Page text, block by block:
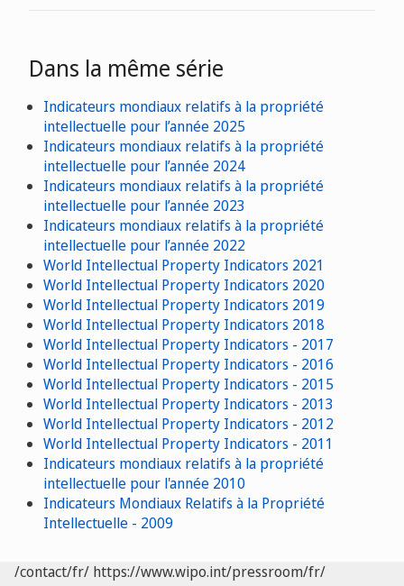
Dans la même série
Indicateurs mondiaux relatifs à la propriété
intellectuelle pour l’année 2025
Indicateurs mondiaux relatifs à la propriété
intellectuelle pour l’année 2024
Indicateurs mondiaux relatifs à la propriété
intellectuelle pour l’année 2023
Indicateurs mondiaux relatifs à la propriété
intellectuelle pour l’année 2022
World Intellectual Property Indicators 2021
World Intellectual Property Indicators 2020
World Intellectual Property Indicators 2019
World Intellectual Property Indicators 2018
World Intellectual Property Indicators - 2017
World Intellectual Property Indicators - 2016
World Intellectual Property Indicators - 2015
World Intellectual Property Indicators - 2013
World Intellectual Property Indicators - 2012
World Intellectual Property Indicators - 2011
Indicateurs mondiaux relatifs à la propriété
intellectuelle pour l'année 2010
Indicateurs Mondiaux Relatifs à la Propriété
Intellectuelle - 2009
/contact/fr/ https://www.wipo.int/pressroom/fr/